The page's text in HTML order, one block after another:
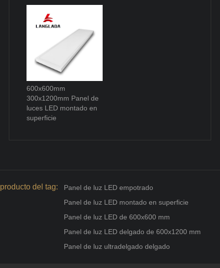
600x600mm
300x1200mm Panel de
luces LED montado en
superficie
producto del tag:
Panel de luz LED empotrado
Panel de luz LED montado en superficie
Panel de luz LED de 600x600 mm
Panel de luz LED delgado de 600x1200 mm
Panel de luz ultradelgado delgado